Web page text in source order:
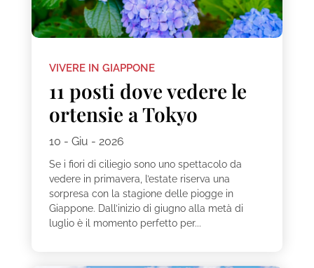
VIVERE IN GIAPPONE
11 posti dove vedere le
ortensie a Tokyo
10 - Giu - 2026
Se i fiori di ciliegio sono uno spettacolo da
vedere in primavera, l’estate riserva una
sorpresa con la stagione delle piogge in
Giappone. Dall’inizio di giugno alla metà di
luglio è il momento perfetto per...